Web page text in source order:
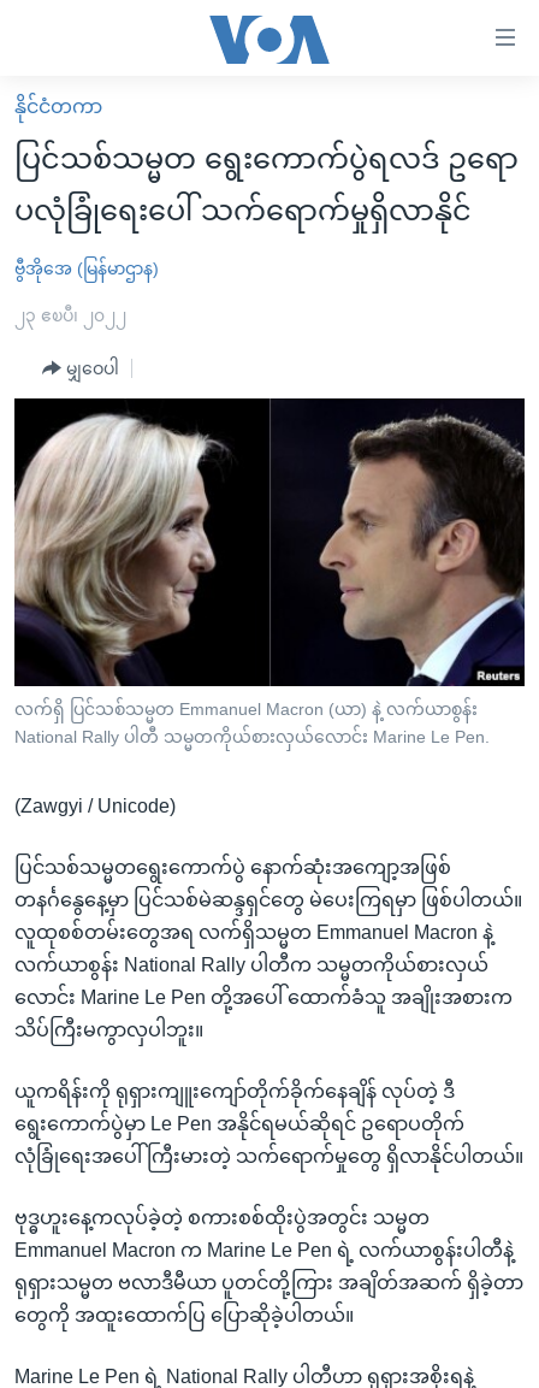
လွယ်ကူ
စေ
သည့်
များ
ပင်မ
ကြည့်
ရန်
ပင်မ
ညွန်း
စာမျက်နှာ
ကြည့်
ရန်
ရန်
ကျော်
ရန်
မူလစာမျက်နှာ
မြန်မာ
ကမ္ဘာ့သတင်းများ
နိုင်ငံတကာ
အစ္စရေး-ပါလက်စတိုင်း
ဗွီဒီယို
အင်္ဂလိပ်စာလေ့လာမယ်
အမေရိကန်သုံးအီဒီယံ
မကြေးမုံရဲ့ အင်္ဂလိပ်စာ
ရုပ်ရှင်ထဲက အင်္ဂလိပ်စာ
သုတပဒေသာ အင်္ဂလိပ်စာ
အပတ်စဉ်ကဏ္ဍများ
ရေဒီယို
တီဗွီ
ရေဒီယိုနှင့်ရုပ်သံ အချက်အလက်များ
ရေဒီယို/တီဗွီအစီအစဉ်
Learning English
ဗွီအိုအေ လူမှုကွန်ယက်များ
နိုင်ငံတကာ
ပြင်သစ်သမ္မတ ရွေးကောက်ပွဲရလဒ် ဥရော
ပလုံခြုံရေးပေါ် သက်ရောက်မှုရှိလာနိုင်
ဗွီအိုအေ (မြန်မာဌာန)
၂၃ ဧၿပီ၊ ၂၀၂၂
မျှဝေပါ
လက်ရှိ ပြင်သစ်သမ္မတ Emmanuel Macron (ယာ) နဲ့ လက်ယာစွန်း
National Rally ပါတီ သမ္မတကိုယ်စားလှယ်လောင်း Marine Le Pen.
(Zawgyi / Unicode)
ပြင်သစ်သမ္မတရွေးကောက်ပွဲ နောက်ဆုံးအကျော့အဖြစ်
တနင်္ဂနွေနေ့မှာ ပြင်သစ်မဲဆန္ဒရှင်တွေ မဲပေးကြရမှာ ဖြစ်ပါတယ်။
လူထုစစ်တမ်းတွေအရ လက်ရှိသမ္မတ Emmanuel Macron နဲ့
လက်ယာစွန်း National Rally ပါတီက သမ္မတကိုယ်စားလှယ်
လောင်း Marine Le Pen တို့အပေါ် ထောက်ခံသူ အချိုးအစားက
သိပ်ကြီးမကွာလှပါဘူး။
ယူကရိန်းကို ရုရှားကျူးကျော်တိုက်ခိုက်နေချိန် လုပ်တဲ့ ဒီ
ရွေးကောက်ပွဲမှာ Le Pen အနိုင်ရမယ်ဆိုရင် ဥရောပတိုက်
လုံခြုံရေးအပေါ် ကြီးမားတဲ့ သက်ရောက်မှုတွေ ရှိလာနိုင်ပါတယ်။
ဗုဒ္ဓဟူးနေ့ကလုပ်ခဲ့တဲ့ စကားစစ်ထိုးပွဲအတွင်း သမ္မတ
Emmanuel Macron က Marine Le Pen ရဲ့ လက်ယာစွန်းပါတီနဲ့
ရုရှားသမ္မတ ဗလာဒီမီယာ ပူတင်တို့ကြား အချိတ်အဆက် ရှိခဲ့တာ
တွေကို အထူးထောက်ပြ ပြောဆိုခဲ့ပါတယ်။
Marine Le Pen ရဲ့ National Rally ပါတီဟာ ရုရှားအစိုးရနဲ့